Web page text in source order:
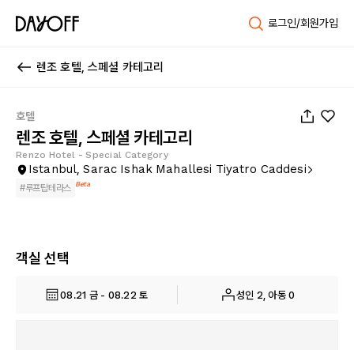
로그인/회원가입
렌조 호텔, 스페셜 카테고리
호텔
렌조 호텔, 스페셜 카테고리
Renzo Hotel - Special Category
Istanbul, Sarac Ishak Mahallesi Tiyatro Caddesi
#루프탑테라스 Beta
객실 선택
08.21 금 - 08.22 토 성인 2, 아동 0